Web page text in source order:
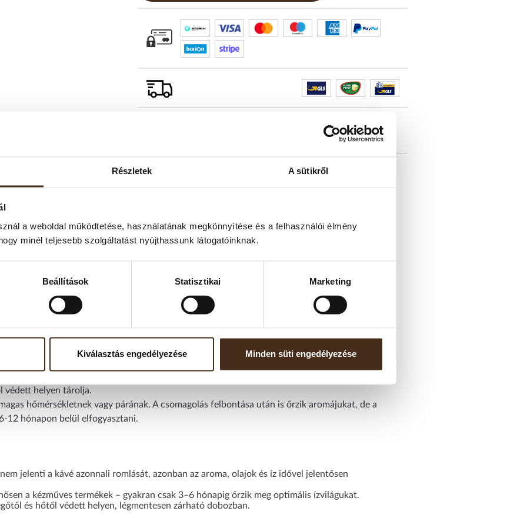
Részletek A sütikről
a weboldal működtetése, használatának megkönnyítése és a felhasználói élmény
minél teljesebb szolgáltatást nyújthassunk látogatóinknak.
Beállítások Statisztikai Marketing
Kiválasztás engedélyezése Minden süti engedélyezése
és karakteres aromavilág jellemzi. A gyantás-fás és szegfűszeges jegyek harmonikusan
ízprofilt. A pörkölés során kialakuló kakaós és édesgyökérre emlékeztető illatjegyek hosszan
kompatibilis kapszulás formában – otthoni eszpresszógéppel elkészítve is a barista minőséget
csokoládés-diós jelleggel
telt aroma
(különböző eredetű kávészemekből összeállított keverék)
védett helyen tárolja.
hőmérsékletnek vagy párának. A csomagolás felbontása után is őrzik aromájukat, de a
12 hónapon belül elfogyasztani.
jelenti a kávé azonnali romlását, azonban az aroma, olajok és íz idővel jelentősen
a kézműves termékek – gyakran csak 3–6 hónapig őrzik meg optimális ízvilágukat.
és hőtől védett helyen, légmentesen zárható dobozban.